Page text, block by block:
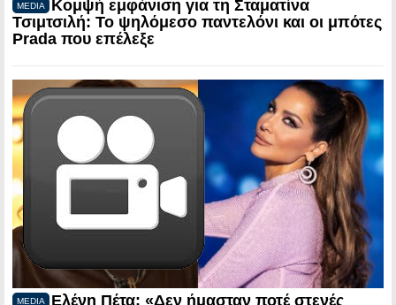
MEDIA
Κομψή εμφάνιση για τη Σταματίνα
Τσιμτσιλή: Το ψηλόμεσο παντελόνι και οι μπότες
Prada που επέλεξε
MEDIA
Ελένη Πέτα: «Δεν ήμασταν ποτέ στενές